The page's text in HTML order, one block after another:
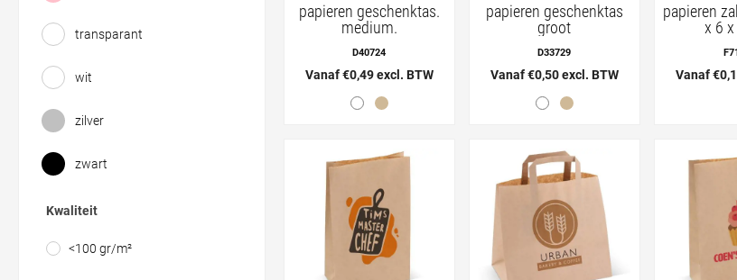
transparant
wit
zilver
zwart
Kwaliteit
<100 gr/m²
papieren geschenktas.
medium.
D40724
Vanaf €0,49 excl. BTW
papieren geschenktas
groot
D33729
Vanaf €0,50 excl. BTW
papieren
x 6
Vanaf